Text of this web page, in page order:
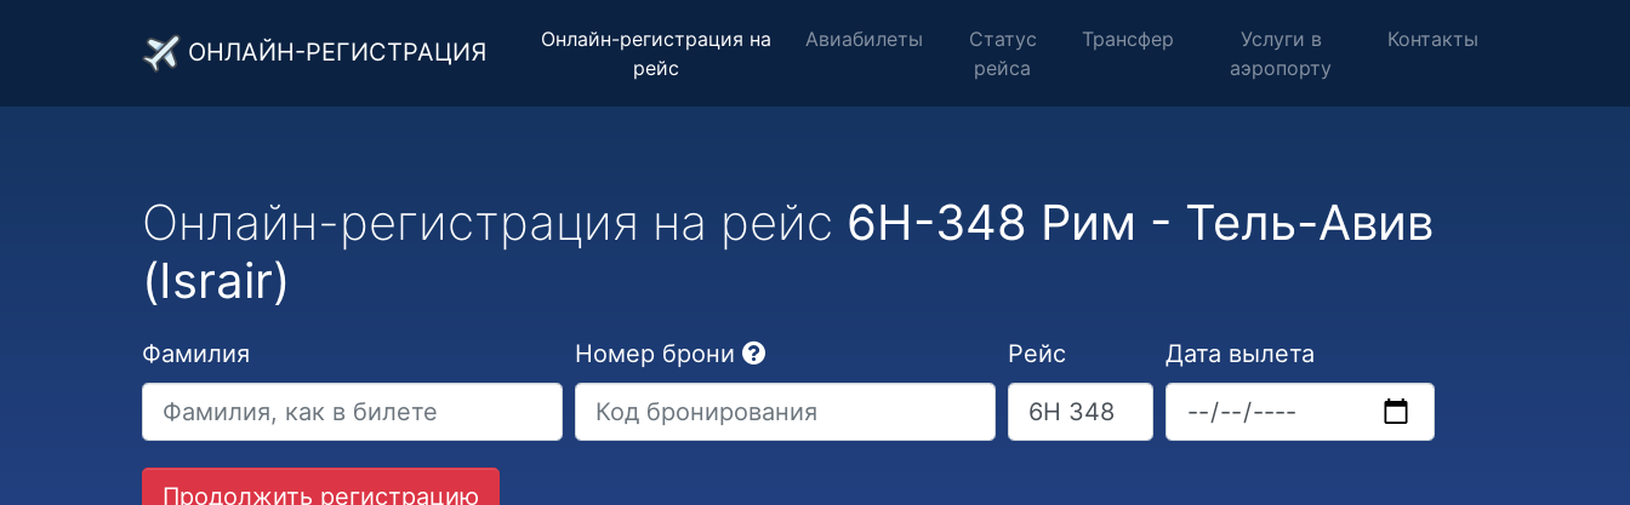
ОНЛАЙН-РЕГИСТРАЦИЯ
Онлайн-регистрация на
рейс
Авиабилеты
Статус
рейса
Трансфер
Услуги в
аэропорту
Контакты
Онлайн-регистрация на рейс 6H-348 Рим - Тель-Авив
(Israir)
Фамилия Номер брони Рейс Дата вылета